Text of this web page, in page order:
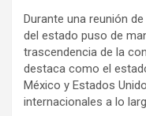
Durante una reunión
del estado puso de
trascendencia de la
destaca como el
México y Estados
internacionales a lo